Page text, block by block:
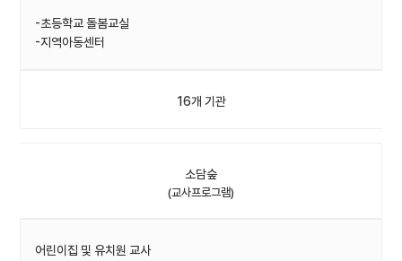
-초등학교 돌봄교실
-지역아동센터
16개 기관
소담숲
(교사프로그램)
어린이집 및 유치원 교사